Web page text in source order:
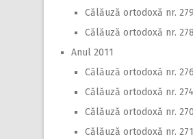
Călăuză ortodoxă nr.
Călăuză ortodoxă nr. 278
Anul 2011
Călăuză ortodoxă nr.
Călăuză ortodoxă nr.
Călăuză ortodoxă nr. 270
Călăuză ortodoxă nr.